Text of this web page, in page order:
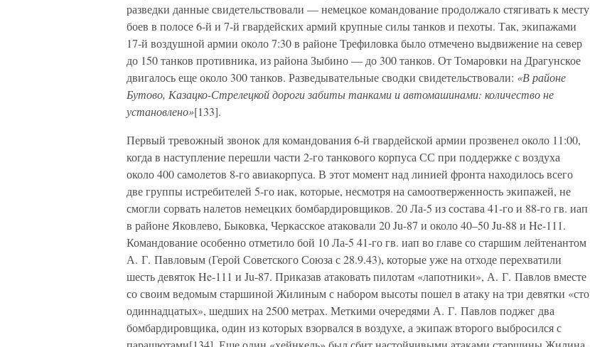
разведки данные свидетельствовали — немецкое командование продолжало стягивать к месту
боев в полосе 6-й и 7-й гвардейских армий крупные силы танков и пехоты. Так, экипажами
17-й воздушной армии около 7:30 в районе Трефиловка было отмечено выдвижение на север
до 150 танков противника, из района Зыбино — до 300 танков. От Томаровки на Драгунское
двигалось еще около 300 танков. Разведывательные сводки свидетельствовали: «В районе
Бутово, Казацко-Стрелецкой дороги забиты танками и автомашинами: количество не
установлено»[133].
Первый тревожный звонок для командования 6-й гвардейской армии прозвенел около 11:00,
когда в наступление перешли части 2-го танкового корпуса СС при поддержке с воздуха
около 400 самолетов 8-го авиакорпуса. В этот момент над линией фронта находилось всего
две группы истребителей 5-го иак, которые, несмотря на самоотверженность экипажей, не
смогли сорвать налетов немецких бомбардировщиков. 20 Ла-5 из состава 41-го и 88-го гв. иап
в районе Яковлево, Быковка, Черкасское атаковали 20 Ju-87 и около 40–50 Ju-88 и He-111.
Командование особенно отметило бой 10 Ла-5 41-го гв. иап во главе со старшим лейтенантом
А. Г. Павловым (Герой Советского Союза с 28.9.43), которые уже на отходе перехватили
шесть девяток He-111 и Ju-87. Приказав атаковать пилотам «лапотники», А. Г. Павлов вместе
со своим ведомым старшиной Жилиным с набором высоты пошел в атаку на три девятки «сто
одиннадцатых», шедших на 2500 метрах. Меткими очередями А. Г. Павлов поджег два
бомбардировщика, один из которых взорвался в воздухе, а экипаж второго выбросился с